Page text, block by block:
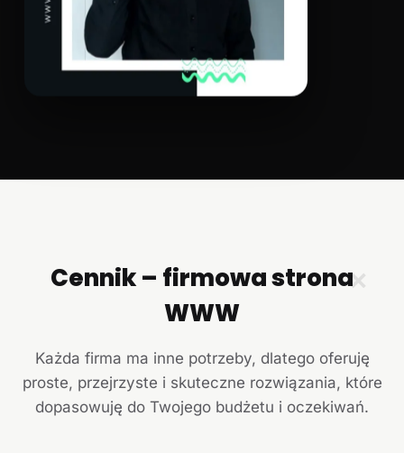
✕
Cennik – firmowa strona
WWW
Każda firma ma inne potrzeby, dlatego oferuję
proste, przejrzyste i skuteczne rozwiązania, które
dopasowuję do Twojego budżetu i oczekiwań.